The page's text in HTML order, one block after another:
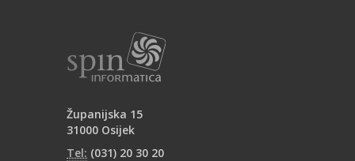
Županijska 15
31000 Osijek
Tel: (031) 20 30 20